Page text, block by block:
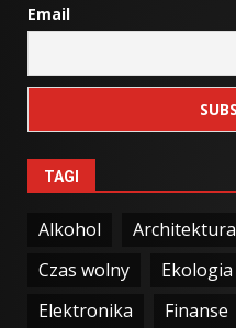
Email
TAGI
Alkohol Architektura
Czas wolny
Ekologia
Elektronika
Finanse